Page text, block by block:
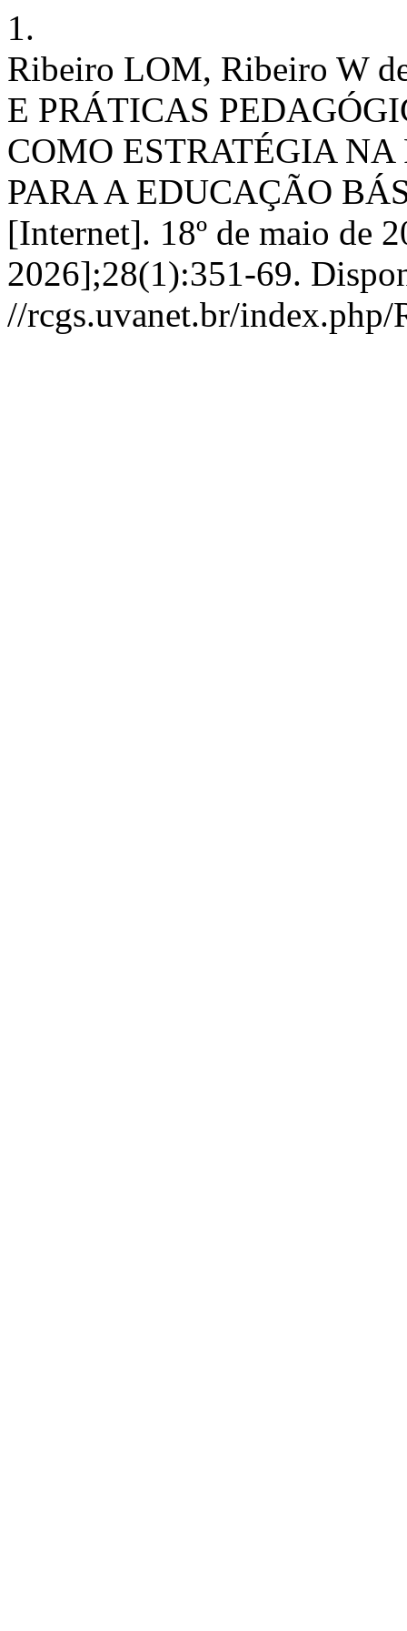
1.
Ribeiro LOM, Ribeiro W
E PRÁTICAS
COMO ESTRATÉGIA
PARA A EDUCAÇÃO
[Internet]. 18º de maio de
2026];28(1):351-69.
//rcgs.uvanet.br/